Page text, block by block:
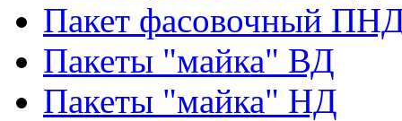
Пакет фасовочный
Пакеты "майка" ВД
Пакеты "майка" НД